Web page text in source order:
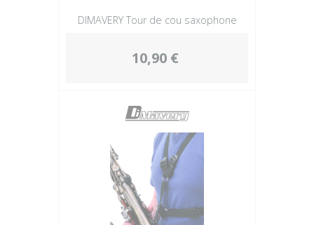
DIMAVERY Tour de cou saxophone
10,90 €